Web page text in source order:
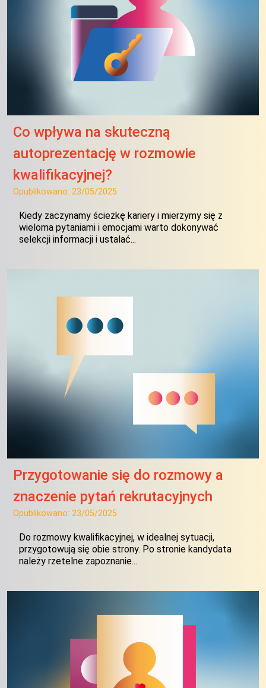
Co wpływa na skuteczną
autoprezentację w rozmowie
kwalifikacyjnej?
Opublikowano: 23/05/2025
Kiedy zaczynamy ścieżkę kariery i mierzymy się z
wieloma pytaniami i emocjami warto dokonywać
selekcji informacji i ustalać...
Przygotowanie się do rozmowy a
znaczenie pytań rekrutacyjnych
Opublikowano: 23/05/2025
Do rozmowy kwalifikacyjnej, w idealnej sytuacji,
przygotowują się obie strony. Po stronie kandydata
należy rzetelne zapoznanie...